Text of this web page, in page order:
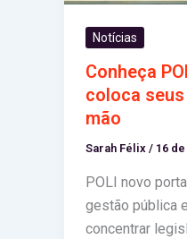
Notícias
Conheça
coloca
mão
Sarah Félix / 16
POLI novo
gestão pública
concentrar